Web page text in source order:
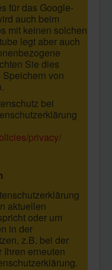
für das Google-
auch beim
mit keinen solchen
legt aber auch
Sie dies
von
bei
privacy/
aktuellen
oder um
in der
z.B. bei der
Ihren erneuten